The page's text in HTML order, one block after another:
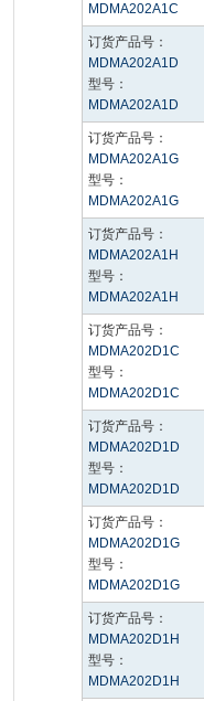
MDMA202A1C
订货产品号：
MDMA202A1D
型号：
MDMA202A1D
订货产品号：
MDMA202A1G
型号：
MDMA202A1G
订货产品号：
MDMA202A1H
型号：
MDMA202A1H
订货产品号：
MDMA202D1C
型号：
MDMA202D1C
订货产品号：
MDMA202D1D
型号：
MDMA202D1D
订货产品号：
MDMA202D1G
型号：
MDMA202D1G
订货产品号：
MDMA202D1H
型号：
MDMA202D1H